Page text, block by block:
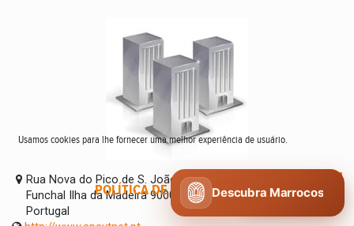
Rua Nova do Pico de S. João, nº 5
Funchal Ilha da Madeira 9000-192
Portugal
Usamos cookies para lhe fornecer uma melhor experiência de usuário.
POLÍTICA DE COOKIES CONCORDO
Descubra Marrocos